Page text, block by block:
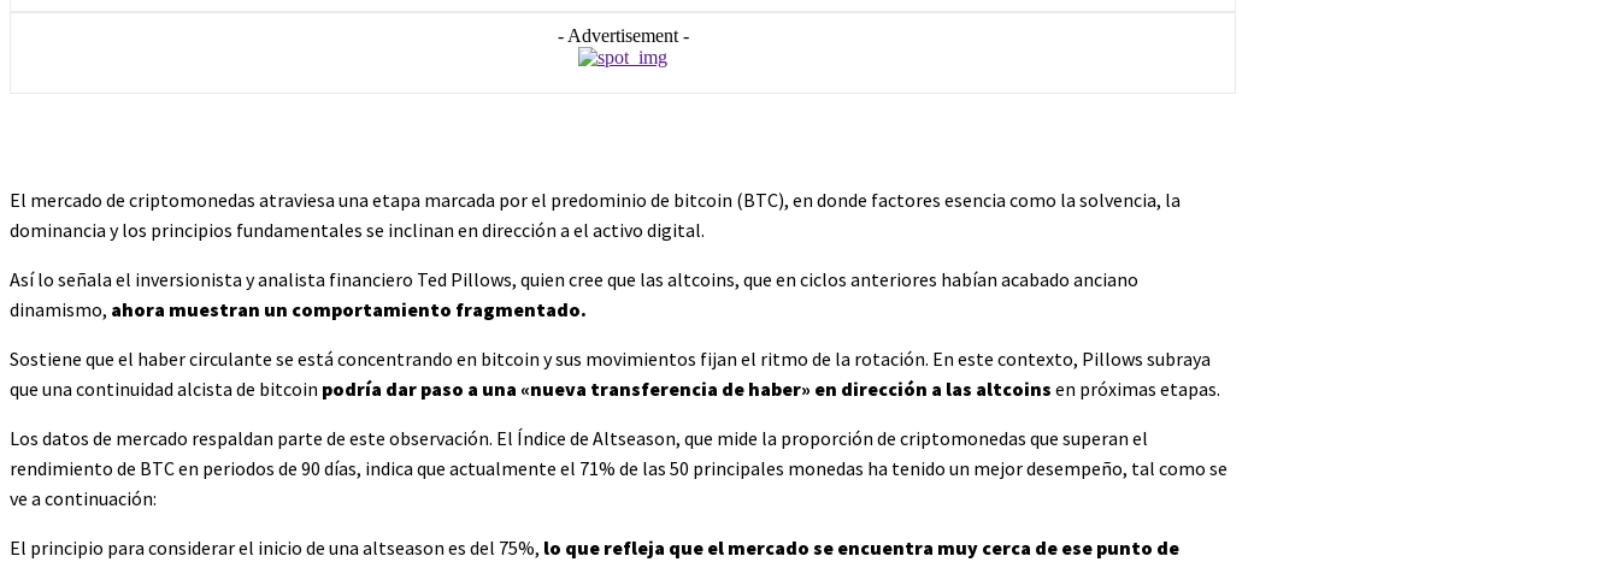
- Advertisement -
El mercado de criptomonedas atraviesa una etapa marcada por el predominio de bitcoin (BTC), en donde factores esencia como la solvencia, la
dominancia y los principios fundamentales se inclinan en dirección a el activo digital.
Así lo señala el inversionista y analista financiero Ted Pillows, quien cree que las altcoins, que en ciclos anteriores habían acabado anciano
dinamismo, ahora muestran un comportamiento fragmentado.
Sostiene que el haber circulante se está concentrando en bitcoin y sus movimientos fijan el ritmo de la rotación. En este contexto, Pillows subraya
que una continuidad alcista de bitcoin podría dar paso a una «nueva transferencia de haber» en dirección a las altcoins en próximas etapas.
Los datos de mercado respaldan parte de este observación. El Índice de Altseason, que mide la proporción de criptomonedas que superan el
rendimiento de BTC en periodos de 90 días, indica que actualmente el 71% de las 50 principales monedas ha tenido un mejor desempeño, tal como se
ve a continuación:
El principio para considerar el inicio de una altseason es del 75%, lo que refleja que el mercado se encuentra muy cerca de ese punto de